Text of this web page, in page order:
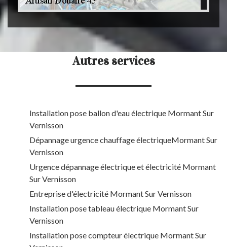
Autres services
Installation pose ballon d'eau électrique Mormant Sur
Vernisson
Dépannage urgence chauffage électriqueMormant Sur
Vernisson
Urgence dépannage électrique et électricité Mormant
Sur Vernisson
Entreprise d'électricité Mormant Sur Vernisson
Installation pose tableau électrique Mormant Sur
Vernisson
Installation pose compteur électrique Mormant Sur